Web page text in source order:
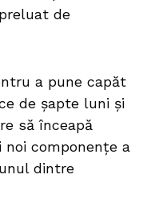
de
a pune capăt
de șapte luni și
să înceapă
noi componențe a
dintre